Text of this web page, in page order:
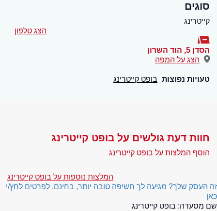
סוגים
קייטרינג
הצג טלפון
הסדן 5 , הוד השרון
הצג על המפה
טעויות נפוצות בופט קייטרינג
חוות דעת גולשים על בופט קייטרינג
הוסף המלצות על בופט קייטרינג
המלצות נוספות על בופט קייטרינג
זה העסק שלך? מגיעה לך חשיפה טובה יותר, בחינם. לפרטים לחץ/י
כאן
שם מסעדה: בופט קייטרינג